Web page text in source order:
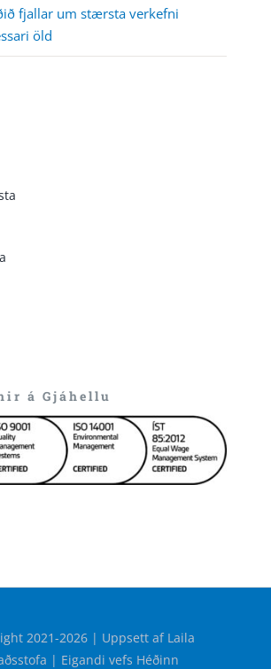
fjallar um stærsta verkefni
öld
á Gjáhellu
2021-2026 | Uppsett af Laila
| Eigandi vefs Héðinn